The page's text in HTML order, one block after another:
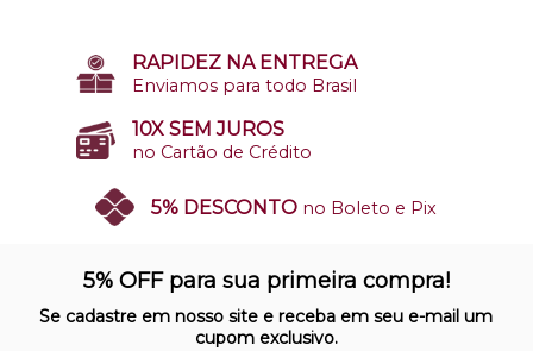
RAPIDEZ NA ENTREGA
Enviamos para todo Brasil
10X SEM JUROS
no Cartão de Crédito
5% DESCONTO no Boleto e Pix
Nosso site opera em ambiente
protegido
5% OFF para sua primeira compra!
Se cadastre em nosso site e receba em seu e-mail um
cupom exclusivo.